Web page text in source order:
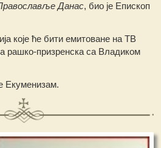
Данас, био је Епископ
које ће бити емитоване на ТВ
рашко-призренска са Владиком
Екуменизам.